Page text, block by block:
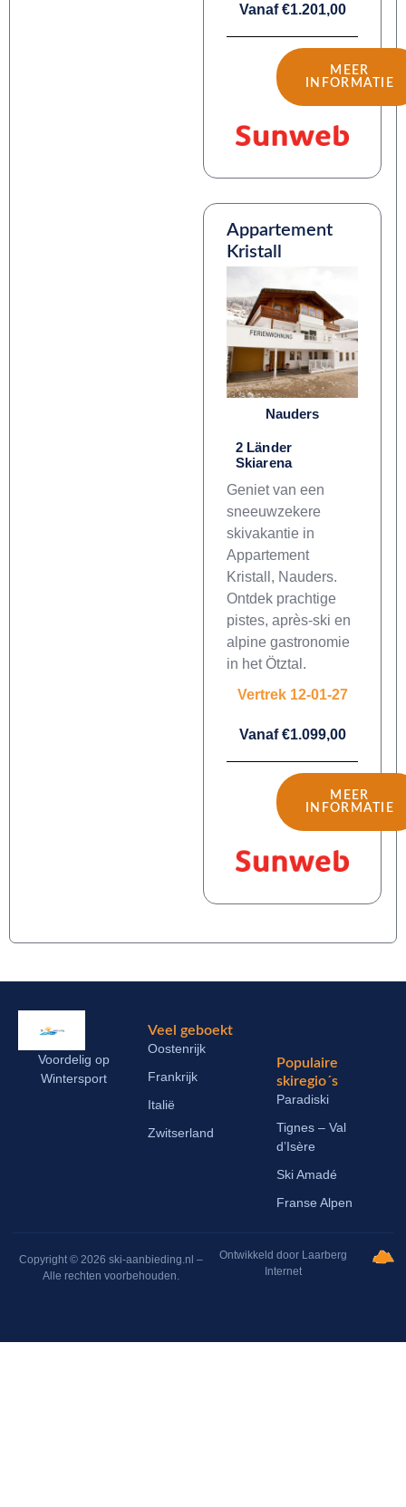
Vanaf €1.201,00
MEER
INFORMATIE
Appartement
Kristall
Nauders
2 Länder
Skiarena
Geniet van een
sneeuwzekere
skivakantie in
Appartement
Kristall, Nauders.
Ontdek prachtige
pistes, après-ski en
alpine gastronomie
in het Ötztal.
Vertrek 12-01-27
Vanaf €1.099,00
MEER
INFORMATIE
Voordelig op
Wintersport
Veel geboekt
Oostenrijk
Frankrijk
Italië
Zwitserland
Populaire
skiregio´s
Paradiski
Tignes – Val
d’Isère
Ski Amadé
Franse Alpen
Copyright © 2026 ski-aanbieding.nl –
Alle rechten voorbehouden.
Ontwikkeld door Laarberg
Internet